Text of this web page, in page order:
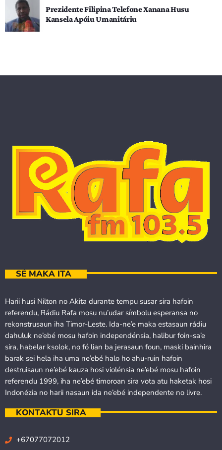
Prezidente Filipina Telefone Xanana Husu
Kansela Apóiu Umanitáriu
SÉ MAKA ITA
Harii husi Nilton no Akita durante tempu susar sira hafoin
referendu, Rádiu Rafa mosu nu’udar símbolu esperansa no
rekonstrusaun iha Timor-Leste. Ida-ne’e maka estasaun rádiu
dahuluk ne’ebé mosu hafoin independénsia, halibur foin-sa’e
sira, habelar ksolok, no fó lian ba jerasaun foun, maski bainhira
barak sei hela iha uma ne’ebé halo ho ahu-ruin hafoin
destruisaun ne’ebé kauza hosi violénsia ne’ebé mosu hafoin
referendu 1999, iha ne’ebé timoroan sira vota atu haketak hosi
Indonézia no harii nasaun ida ne’ebé independente no livre.
KONTAKTU SIRA
+67077072012